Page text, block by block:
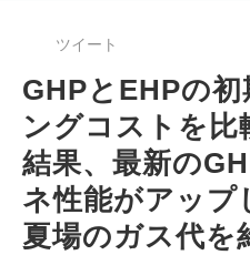
資料ダウ
ツイート
GHPとEHPの
ングコストを比
結果、最新の
ネ性能がアップ
夏場のガス代を